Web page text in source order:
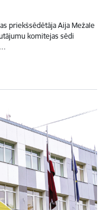
priekšsēdētāja Aija Mežale
komitejas sēdi